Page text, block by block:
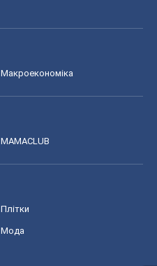
Макроекономіка
MAMACLUB
Плітки
Мода